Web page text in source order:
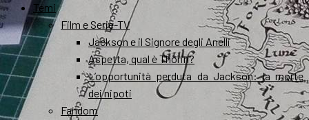
Temi
Film e Serie-TV
Jackson e il Signore degli Anelli
Aspetta, qual è Thorin?
L’opportunità perduta da Jackson: la morte
dei nipoti
Fandom